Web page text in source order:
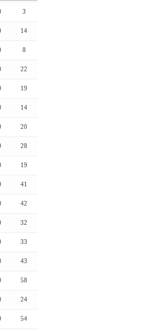
3
14
8
22
19
14
20
28
19
41
42
32
33
43
58
24
54